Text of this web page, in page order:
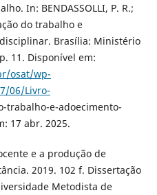
In: BENDASSOLLI, P. R.;
do trabalho e
Brasília: Ministério
11. Disponível em:
osat/wp-
06/Livro-
trabalho-e-adoecimento-
17 abr. 2025.
e a produção de
2019. 102 f. Dissertação
Metodista de